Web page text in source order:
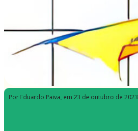
Por Eduardo Paiva, em 23 de outubro de 2023